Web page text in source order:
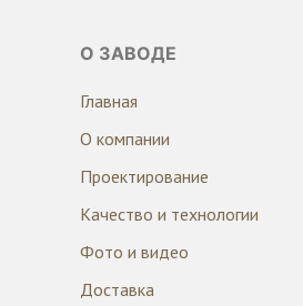
О ЗАВОДЕ
Главная
О компании
Проектирование
Качество и технологии
Фото и видео
Доставка